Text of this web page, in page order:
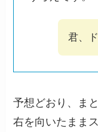
君、
予想どおり、ま
右を向いたまま